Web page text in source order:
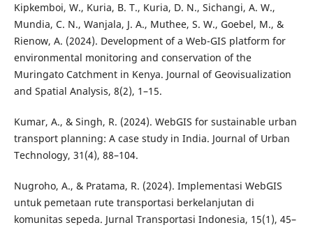
Kipkemboi, W., Kuria, B. T., Kuria, D. N., Sichangi, A. W.,
Mundia, C. N., Wanjala, J. A., Muthee, S. W., Goebel, M., &
Rienow, A. (2024). Development of a Web-GIS platform for
environmental monitoring and conservation of the
Muringato Catchment in Kenya. Journal of Geovisualization
and Spatial Analysis, 8(2), 1–15.
Kumar, A., & Singh, R. (2024). WebGIS for sustainable urban
transport planning: A case study in India. Journal of Urban
Technology, 31(4), 88–104.
Nugroho, A., & Pratama, R. (2024). Implementasi WebGIS
untuk pemetaan rute transportasi berkelanjutan di
komunitas sepeda. Jurnal Transportasi Indonesia, 15(1), 45–